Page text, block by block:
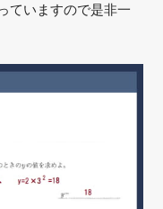
ていますので是非一